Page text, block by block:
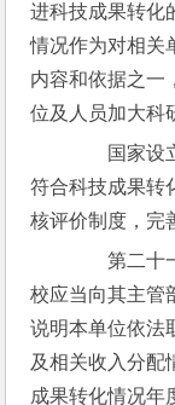
进科技成果转化
情况作为对相关
内容和依据之一
位及人员加大科
国家设立
符合科技成果转
核评价制度，完
第二十一
校应当向其主管
说明本单位依法
及相关收入分配
成果转化情况年